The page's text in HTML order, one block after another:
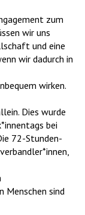
zum
wir uns
und eine
wir dadurch in
wirken.
Dies wurde
bei
72-Stunden-
Menschen sind